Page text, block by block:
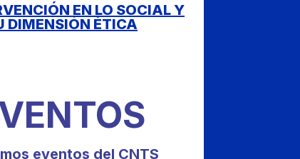
EN LO SOCIAL Y
DIMENSIÓN ÉTICA​
eventos del CNTS